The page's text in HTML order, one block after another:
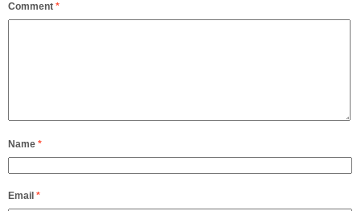
Comment *
Name *
Email *